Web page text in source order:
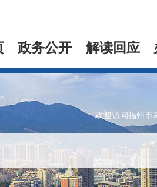
政务公开 解读回应
欢迎访问福州市